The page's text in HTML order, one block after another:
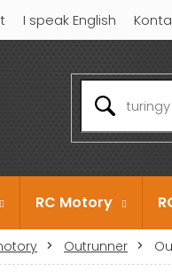
I speak English
RC Motory
Outrunner